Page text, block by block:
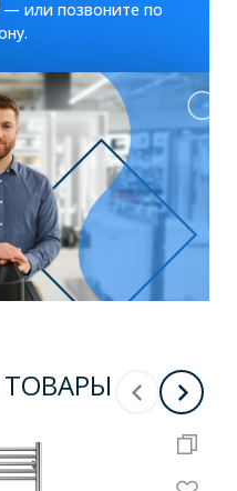
или позвоните по